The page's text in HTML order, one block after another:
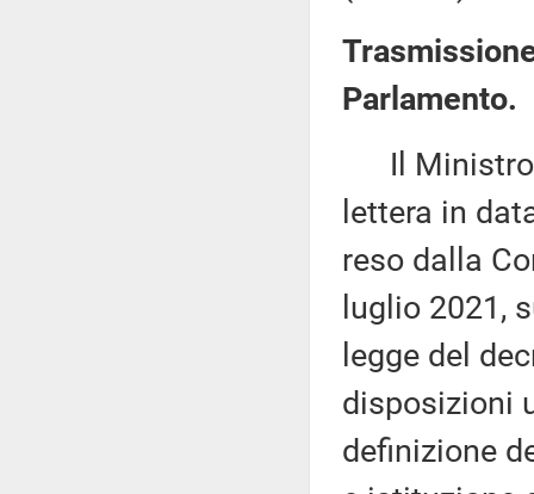
Parlamento.
Il Ministro
lettera in
reso dalla
luglio 2021,
legge del
disposizioni
definizione